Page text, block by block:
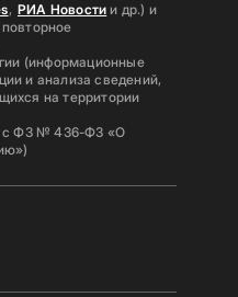
, РИА Новости и др.) и
(информационные
и анализа сведений,
на территории
с ФЗ № 436-ФЗ «О